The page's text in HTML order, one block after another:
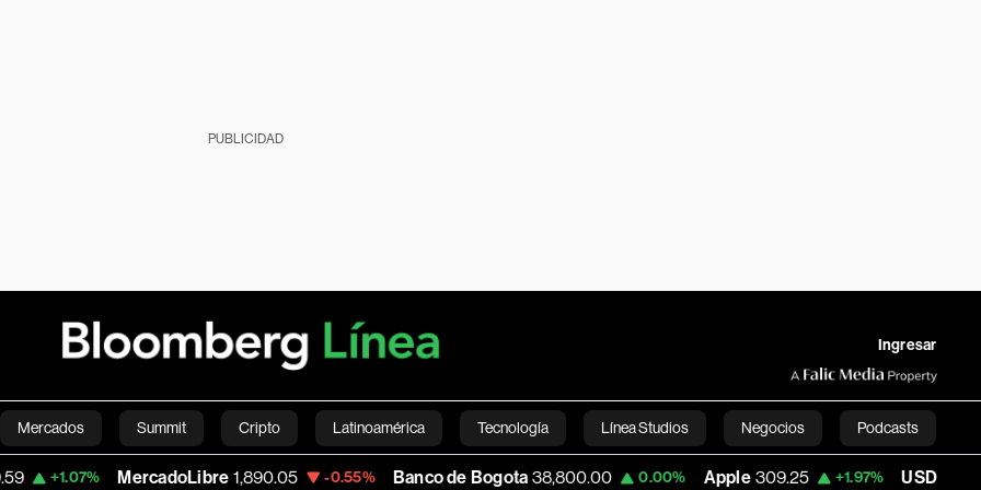
PUBLICIDAD
Ingresar
Mercados Summit Cripto Latinoamérica Tecnología Línea Studios Negocios Podcasts
Economía Estilo de vida Mundo Videos English
MercadoLibre 1,890.05 -0.55% Banco de Bogota 38,800.00 0.00% Apple 309.25 +1.97% USD COP 3,195.99